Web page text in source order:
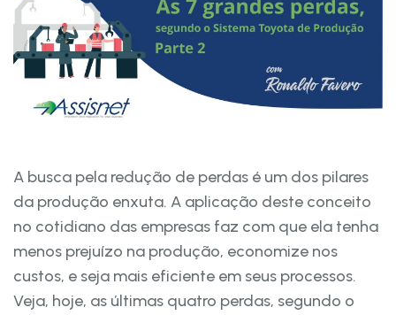
A busca pela redução de perdas é um dos pilares
da produção enxuta. A aplicação deste conceito
no cotidiano das empresas faz com que ela tenha
menos prejuízo na produção, economize nos
custos, e seja mais eficiente em seus processos.
Veja, hoje, as últimas quatro perdas, segundo o